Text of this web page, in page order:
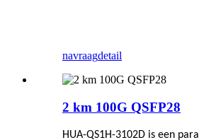
navraagdetail
2 km 100G QSFP28
HUA-QS1H-3102D is een